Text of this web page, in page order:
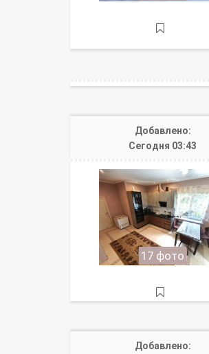
Добавлено:
Сегодня 03:43
17 фото
Добавлено: